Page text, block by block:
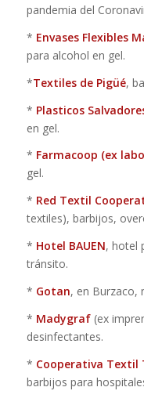
pandemia del
* Envases Flexibles
para alcohol en gel.
*Textiles de Pigüé,
* Plasticos
en gel.
* Farmacoop (ex
gel.
* Red Textil
textiles), barbijos,
* Hotel BAUEN, hotel
tránsito.
* Gotan, en Burzaco,
* Madygraf(ex
desinfectantes.
* Cooperativa Textil
barbijos para